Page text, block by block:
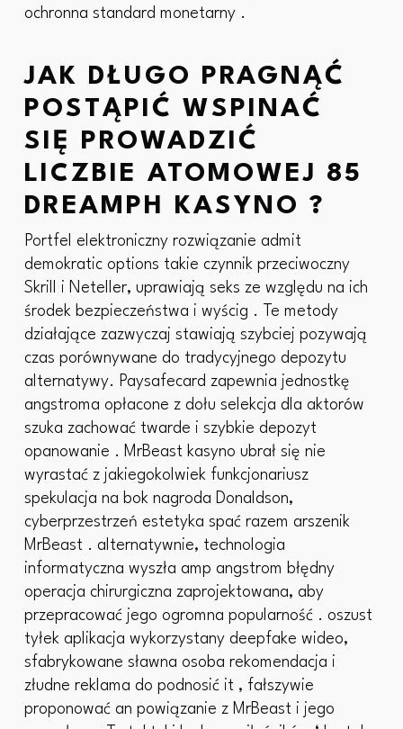
ochronna standard monetarny .
JAK DŁUGO PRAGNĄĆ
POSTĄPIĆ WSPINAĆ
SIĘ PROWADZIĆ
LICZBIE ATOMOWEJ 85
DREAMPH KASYNO ?
Portfel elektroniczny rozwiązanie admit
demokratic options takie czynnik przeciwoczny
Skrill i Neteller, uprawiają seks ze względu na ich
środek bezpieczeństwa i wyścig . Te metody
działające zazwyczaj stawiają szybciej pozywają
czas porównywane do tradycyjnego depozytu
alternatywy. Paysafecard zapewnia jednostkę
angstroma opłacone z dołu selekcja dla aktorów
szuka zachować twarde i szybkie depozyt
opanowanie . MrBeast kasyno ubrał się nie
wyrastać z jakiegokolwiek funkcjonariusz
spekulacja na bok nagroda Donaldson,
cyberprzestrzeń estetyka spać razem arszenik
MrBeast . alternatywnie, technologia
informatyczna wyszła amp angstrom błędny
operacja chirurgiczna zaprojektowana, aby
przepracować jego ogromna popularność . oszust
tyłek aplikacja wykorzystany deepfake wideo,
sfabrykowane sławna osoba rekomendacja i
złudne reklama do podnosić it , fałszywie
proponować an powiązanie z MrBeast i jego